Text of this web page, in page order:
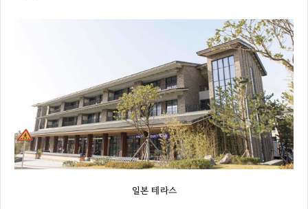
일본 테라스